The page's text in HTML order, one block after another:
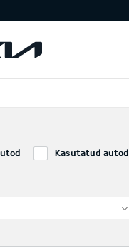
Kasutatud autod